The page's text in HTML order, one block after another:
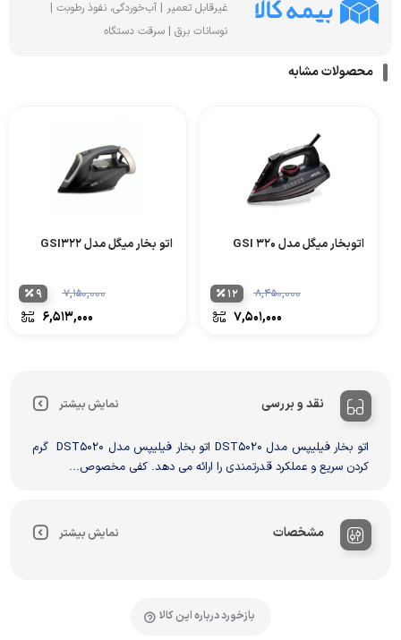
غیرقابل تعمیر | آب‌خوردگی، نفوذ رطوبت |
نوسانات برق | سرقت دستگاه
محصولات مشابه
اتوبخار میگل مدل GSI 320
۸,۴۵۰,۰۰۰
۷,۵۰۱,۰۰۰
۱۲
اتو بخار میگل مدل GSI322
۷,۱۵۰,۰۰۰
۶,۵۱۳,۰۰۰
۹
نقد و بررسی نمایش بیشتر
اتو بخار فیلیپس مدل DST5020 اتو بخار فیلیپس مدل DST5020 گرم
کردن سریع و عملکرد قدرتمندی را ارائه می دهد. کفی مخصوص...
مشخصات نمایش بیشتر
بازخورد درباره این کالا